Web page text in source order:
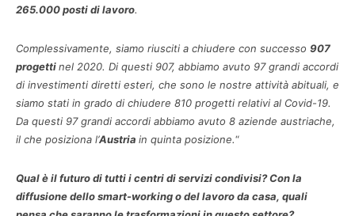
265.000 posti di lavoro.
Complessivamente, siamo riusciti a chiudere con successo 907
progettinel 2020. Di questi 907, abbiamo avuto 97 grandi accordi
di investimenti diretti esteri, che sono le nostre attività abituali, e
siamo stati in grado di chiudere 810 progetti relativi al Covid-19.
Da questi 97 grandi accordi abbiamo avuto 8 aziende austriache,
il che posiziona l’Austria in quinta posizione.“
Qual è il futuro di tutti i centri di servizi condivisi? Con la
diffusione dello smart-working o del lavoro da casa, quali